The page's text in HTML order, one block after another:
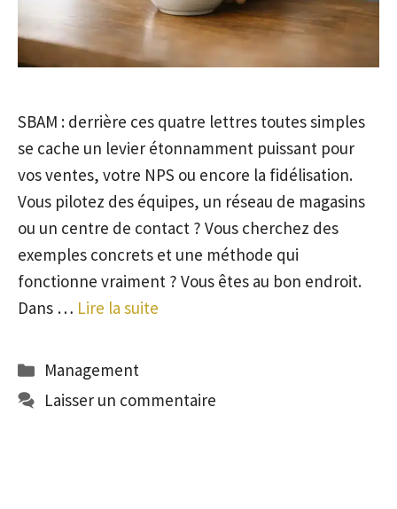
SBAM : derrière ces quatre lettres toutes simples
se cache un levier étonnamment puissant pour
vos ventes, votre NPS ou encore la fidélisation.
Vous pilotez des équipes, un réseau de magasins
ou un centre de contact ? Vous cherchez des
exemples concrets et une méthode qui
fonctionne vraiment ? Vous êtes au bon endroit.
Dans … Lire la suite
Catégories
Management
Laisser un commentaire